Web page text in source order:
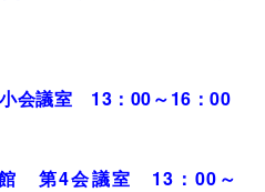
会議室 13 ： 00～16 ：00
館 第4会議室 13 ：00 ～